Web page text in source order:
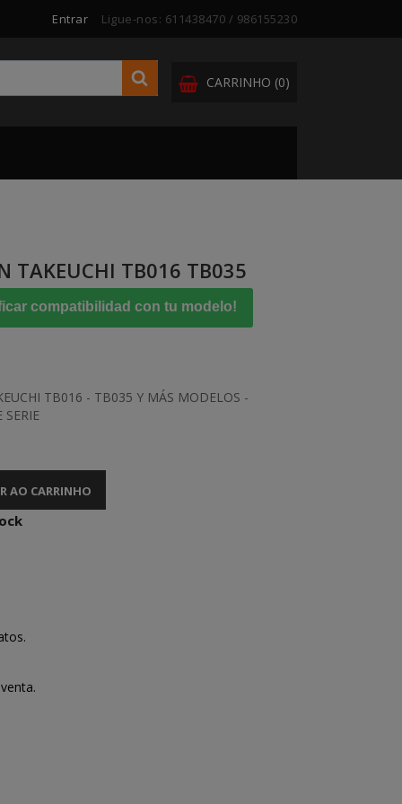
Entrar Ligue-nos: 611438470 / 986155230
CARRINHO (0)
TAKEUCHI TB016 TB035
compatibilidad con tu modelo!
TB016 - TB035 Y MÁS MODELOS -
AO CARRINHO